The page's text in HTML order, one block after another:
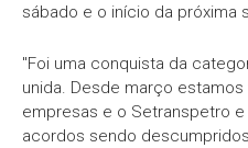
sábado e o início da próxima
"Foi uma conquista da
unida. Desde março
empresas e o Setranspetro
acordos sendo